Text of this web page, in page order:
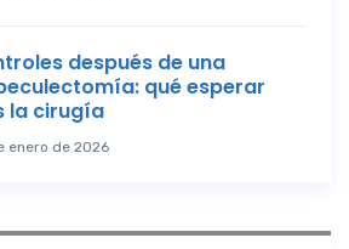
después de una
qué esperar
la cirugía
enero de 2026